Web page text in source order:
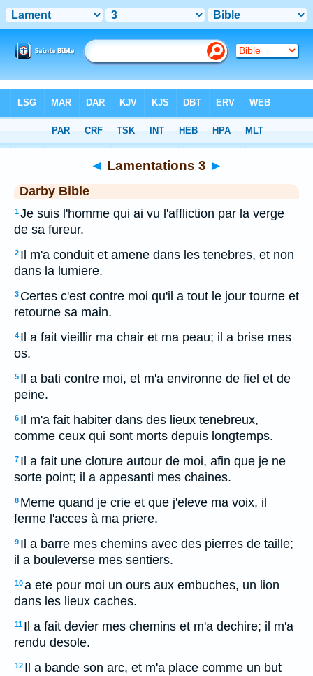
> Lamentations 3
◄ Lamentations 3 ►
Darby Bible
1Je suis l'homme qui ai vu l'affliction par la verge
de sa fureur.
2 Il m'a conduit et amene dans les tenebres, et non
dans la lumiere.
3 Certes c'est contre moi qu'il a tout le jour tourne et
retourne sa main.
4 Il a fait vieillir ma chair et ma peau; il a brise mes
os.
5 Il a bati contre moi, et m'a environne de fiel et de
peine.
6 Il m'a fait habiter dans des lieux tenebreux,
comme ceux qui sont morts depuis longtemps.
7 Il a fait une cloture autour de moi, afin que je ne
sorte point; il a appesanti mes chaines.
8 Meme quand je crie et que j'eleve ma voix, il
ferme l'acces à ma priere.
9 Il a barre mes chemins avec des pierres de taille;
il a bouleverse mes sentiers.
10a ete pour moi un ours aux embuches, un lion
dans les lieux caches.
11 Il a fait devier mes chemins et m'a dechire; il m'a
rendu desole.
12 Il a bande son arc, et m'a place comme un but